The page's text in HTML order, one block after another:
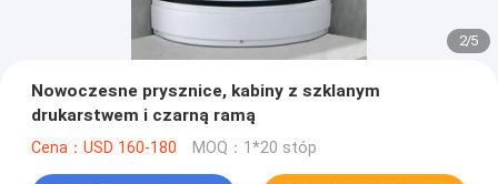
2/5
Nowoczesne prysznice, kabiny z szklanym
drukarstwem i czarną ramą
Cena：USD 160-180 MOQ：1*20 stóp